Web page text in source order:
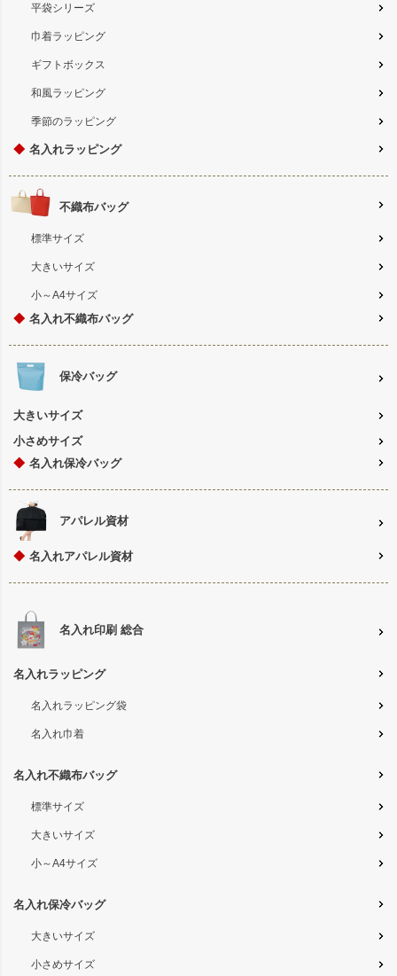
平袋シリーズ
巾着ラッピング
ギフトボックス
和風ラッピング
季節のラッピング
◆ 名入れラッピング
不織布バッグ
標準サイズ
大きいサイズ
小～A4サイズ
◆ 名入れ不織布バッグ
保冷バッグ
大きいサイズ
小さめサイズ
◆ 名入れ保冷バッグ
アパレル資材
◆ 名入れアパレル資材
名入れ印刷 総合
名入れラッピング
名入れラッピング袋
名入れ巾着
名入れ不織布バッグ
標準サイズ
大きいサイズ
小～A4サイズ
名入れ保冷バッグ
大きいサイズ
小さめサイズ